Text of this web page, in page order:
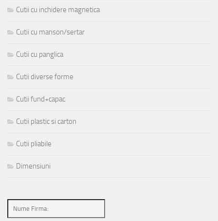
Cutii cu inchidere magnetica
Cutii cu manson/sertar
Cutii cu panglica
Cutii diverse forme
Cutii fund+capac
Cutii plastic si carton
Cutii pliabile
Dimensiuni